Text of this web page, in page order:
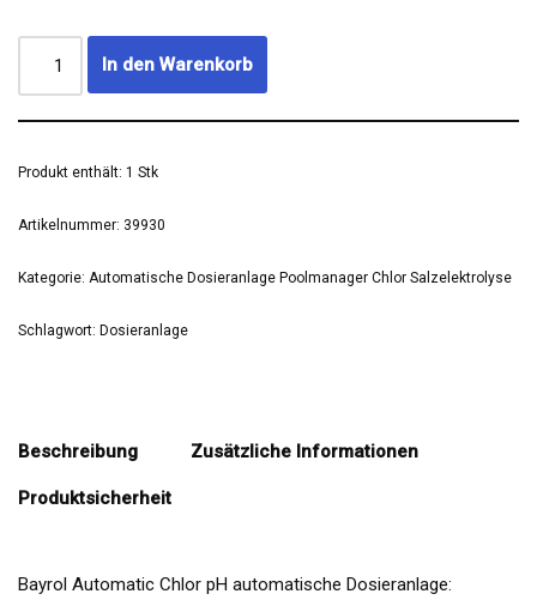
In den Warenkorb
Produkt enthält: 1 Stk
Artikelnummer: 39930
Kategorie: Automatische Dosieranlage Poolmanager Chlor Salzelektrolyse
Schlagwort: Dosieranlage
Beschreibung Zusätzliche Informationen
Produktsicherheit
Bayrol Automatic Chlor pH automatische Dosieranlage: